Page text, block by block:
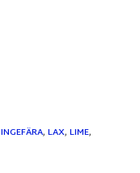
INGEFÄRA, LAX, LIME,